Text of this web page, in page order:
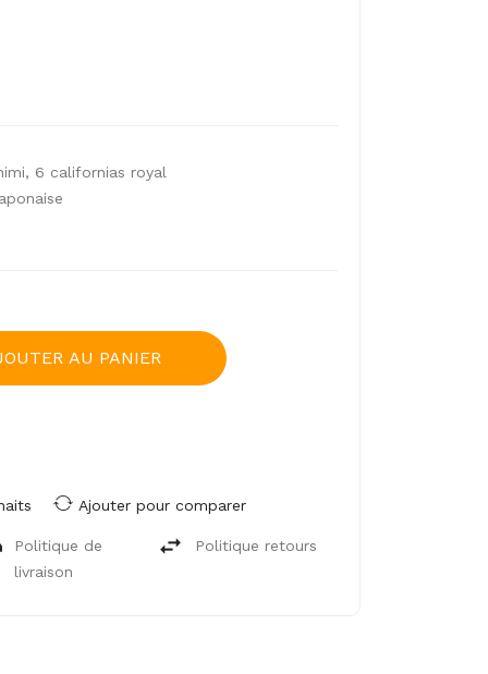
6 californias royal
AU PANIER
Ajouter pour comparer
Politique de
livraison
Politique retours